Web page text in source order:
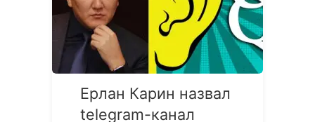
Ерлан Карин назвал
telegram-канал